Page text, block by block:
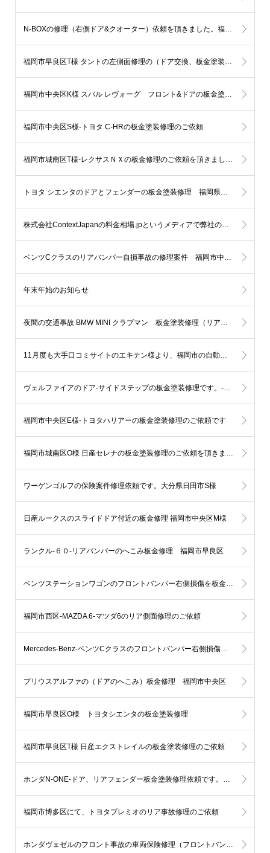
N-BOXの修理（右側ドア&クオーター）依頼を頂きました。福岡市城南区U様
福岡市早良区T様 タントの左側面修理の（ドア交換、板金塗装）ご依頼を頂きました。
福岡市中央区K様 スバル レヴォーグ フロント&ドアの板金塗装依頼です。
福岡市中央区S様-トヨタ C-HRの板金塗装修理のご依頼
福岡市城南区T様-レクサスＮＸの板金修理のご依頼を頂きました。
トヨタ シエンタのドアとフェンダーの板金塗装修理 福岡県糸島市T様
株式会社ContextJapanの料金相場.jpというメディアで弊社の紹介を頂きました。
ベンツCクラスのリアバンパー自損事故の修理案件 福岡市中央区
年末年始のお知らせ
夜間の交通事故 BMW MINI クラブマン 板金塗装修理（リアバンパー）福岡市中央区赤坂N様
11月度も大手口コミサイトのエキテン様より、福岡市の自動車部門にてランキング1位を獲得致しました。
ヴェルファイアのドア-サイドステップの板金塗装修理です。-福岡市西区
福岡市中央区E様-トヨタハリアーの板金塗装修理のご依頼です
福岡市城南区O様 日産セレナの板金塗装修理のご依頼を頂きました
ワーゲンゴルフの保険案件修理依頼です。大分県日田市S様
日産ルークスのスライドドア付近の板金修理 福岡市中央区M様
ランクル-６０-リアバンパーのへこみ板金修理 福岡市早良区
ベンツステーションワゴンのフロントバンパー右側損傷を板金塗装（ポールに接触） 福岡市博多区H様
福岡市西区-MAZDA 6-マツダ6のリア側面修理のご依頼
Mercedes-Benz-ベンツCクラスのフロントバンパー右側損傷を板金塗装にて修理 福岡市中央区I様
プリウスアルファの（ドアのへこみ）板金修理 福岡市中央区
福岡市早良区O様 トヨタシエンタの板金塗装修理
福岡市早良区T様 日産エクストレイルの板金塗装修理のご依頼
ホンダN-ONE-ドア、リアフェンダー板金塗装修理依頼です。佐賀県神埼市S様
福岡市博多区にて、トヨタプレミオのリア事故修理のご依頼
ホンダヴェゼルのフロント事故の車両保険修理（フロントバンパー＆ヘッドライト＆フェンダー）福岡市早良区